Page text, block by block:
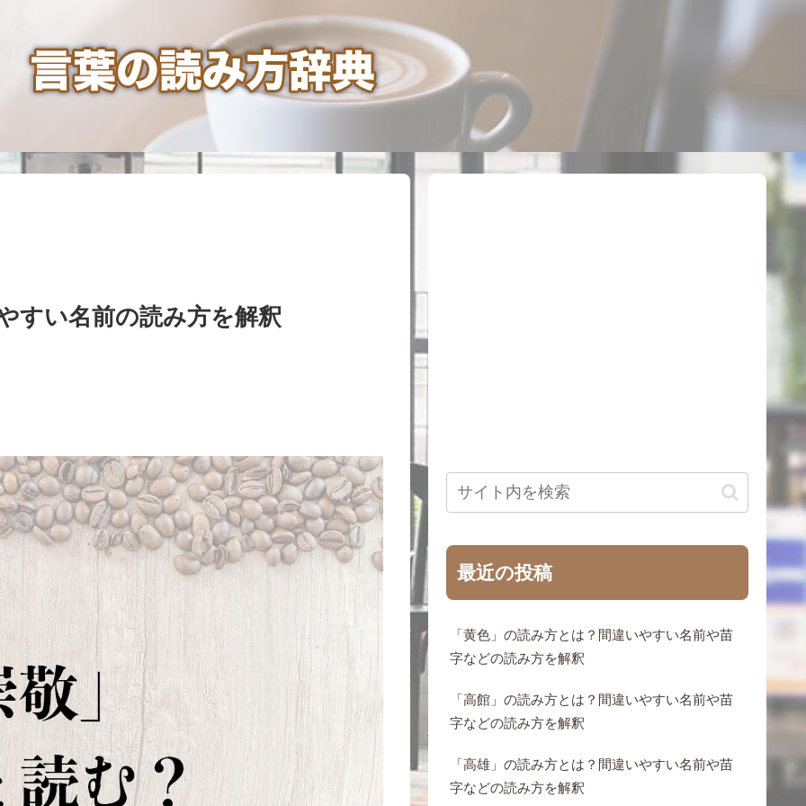
すい名前の読み方を解釈
最近の投稿
「黄色」の読み方とは？間違いやすい名前や苗
字などの読み方を解釈
「高館」の読み方とは？間違いやすい名前や苗
字などの読み方を解釈
「高雄」の読み方とは？間違いやすい名前や苗
字などの読み方を解釈